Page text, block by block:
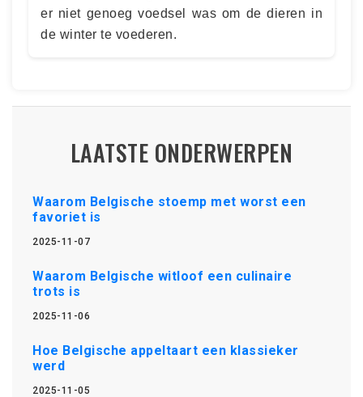
er niet genoeg voedsel was om de dieren in
de winter te voederen.
LAATSTE ONDERWERPEN
Waarom Belgische stoemp met worst een
favoriet is
2025-11-07
Waarom Belgische witloof een culinaire
trots is
2025-11-06
Hoe Belgische appeltaart een klassieker
werd
2025-11-05